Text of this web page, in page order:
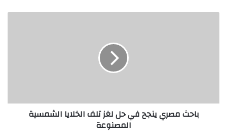
الشمسية
المصنوعةباحث مصري ينجح في حل لغز تلف الخلايا الشمسية
المصنوعة